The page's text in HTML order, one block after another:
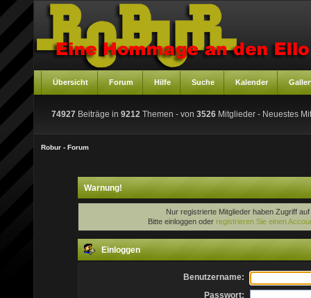
Übersicht Forum Hilfe Suche Kalender
74927 Beiträge in 9212 Themen - von 3526 Mitglieder - Neuestes
Robur - Forum
Warnung!
Nur registrierte Mitglieder haben Zugriff
Bitte einloggen oder registrieren Sie einen
Einloggen
Benutzername:
Passwort: